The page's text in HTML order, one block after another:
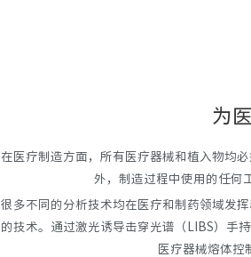
为
在医疗制造方面，所有医疗器械和植入物均
外，制造过程中使用的任何
很多不同的分析技术均在医疗和制药领域发
的技术。通过激光诱导击穿光谱（LIBS）手
医疗器械熔体控